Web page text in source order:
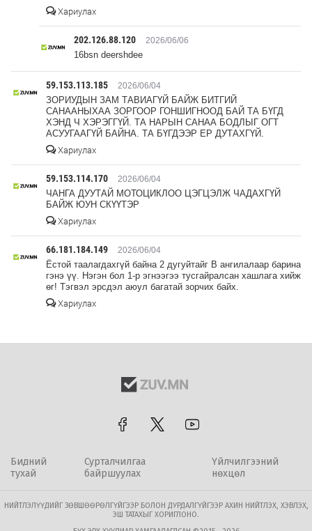
Хариулах
202.126.88.120 2026/06/06
16bsn deershdee
59.153.113.185 2026/06/04
ЗОРИУДЫН ЗАМ ТАВИАГҮЙ БАЙЖ БИТГИЙ
САНААНЫХАА ЗОРГООР ГОНШИГНООД БАЙ ТА БҮГД
ХЭНД Ч ХЭРЭГГҮЙ. ТА НАРЫН САНАА БОДЛЫГ ОГТ
АСУУГААГҮЙ БАЙНА. ТА БҮГДЭЭР ЕР ДУТАХГҮЙ.
Хариулах
59.153.114.170 2026/06/04
ЧАНГА ДУУТАЙ МОТОЦИКЛОО ЦЭГЦЭЛЖ ЧАДАХГҮЙ
БАЙЖ ЮУН СКҮҮТЭР
Хариулах
66.181.184.149 2026/06/04
Ёстой таалагдахгүй байна 2 дугуйтайг B ангилалаар барина
гэнэ үү. Нэгэн бол 1-р эгнээгээ тусгайралсан хашлага хийж
өг! Тэгвэл эрсдэл аюул багатай зорчих байх.
Хариулах
Бидний
тухай
Сурталчилгаа
байршуулах
Үйлчилгээний
нөхцөл
НИЙТЛЭЛҮҮДИЙГ ЗӨВШӨӨРӨЛГҮЙГЭЭР БОЛОН ДУРДАЛГҮЙГЭЭР АХИН НИЙТЛЭХ, ХЭВЛЭХ,
ЭШ ТАТАХЫГ ХОРИГЛОНО.